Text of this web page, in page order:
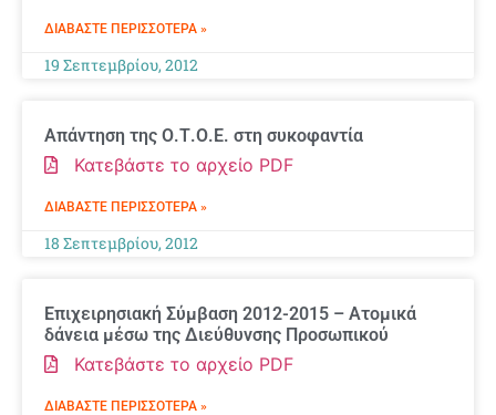
ΔΙΑΒΆΣΤΕ ΠΕΡΙΣΣΌΤΕΡΑ »
19 Σεπτεμβρίου, 2012
Απάντηση της Ο.Τ.Ο.Ε. στη συκοφαντία
Κατεβάστε το αρχείο PDF
ΔΙΑΒΆΣΤΕ ΠΕΡΙΣΣΌΤΕΡΑ »
18 Σεπτεμβρίου, 2012
Επιχειρησιακή Σύμβαση 2012-2015 – Ατομικά
δάνεια μέσω της Διεύθυνσης Προσωπικού
Κατεβάστε το αρχείο PDF
ΔΙΑΒΆΣΤΕ ΠΕΡΙΣΣΌΤΕΡΑ »